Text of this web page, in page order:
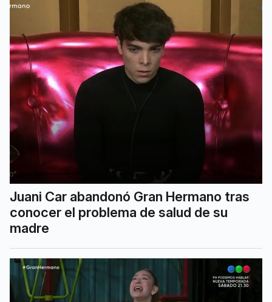
Juani Car abandonó Gran Hermano tras
conocer el problema de salud de su
madre